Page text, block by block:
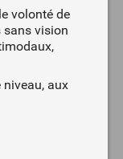
volonté de
sans vision
aux